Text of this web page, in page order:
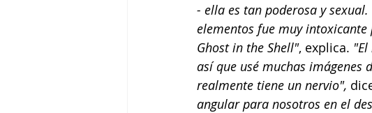
- ella es tan poderosa y
elementos fue muy
Ghost in the Shell", explica.
así que usé muchas imágenes
realmente tiene un nervio",
angular para nosotros en el